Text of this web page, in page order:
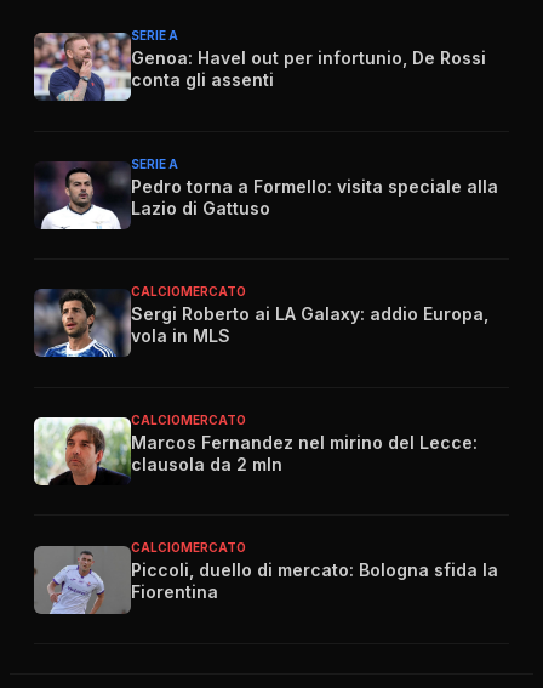
SERIE A
Genoa: Havel out per infortunio, De Rossi
conta gli assenti
SERIE A
Pedro torna a Formello: visita speciale alla
Lazio di Gattuso
CALCIOMERCATO
Sergi Roberto ai LA Galaxy: addio Europa,
vola in MLS
CALCIOMERCATO
Marcos Fernandez nel mirino del Lecce:
clausola da 2 mln
CALCIOMERCATO
Piccoli, duello di mercato: Bologna sfida la
Fiorentina